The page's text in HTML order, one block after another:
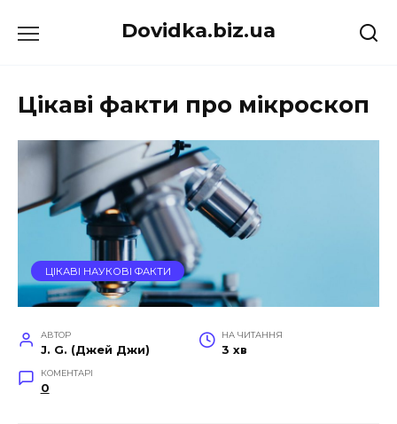
до
Dovidka.biz.ua
Цікаві факти про мікроскоп
ЦІКАВІ НАУКОВІ ФАКТИ
АВТОР
J. G. (Джей Джи)
НА ЧИТАННЯ
3 хв
КОМЕНТАРІ
0